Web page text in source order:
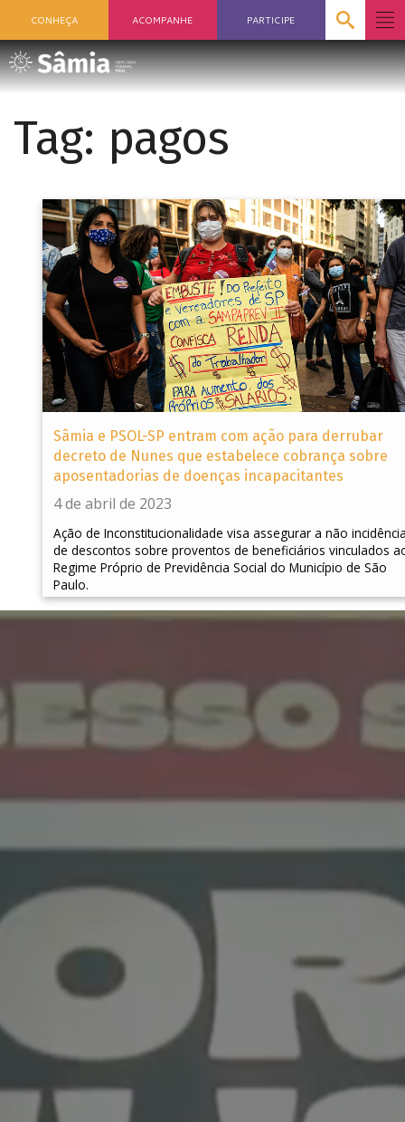
CONHEÇA ACOMPANHE PARTICIPE
Tag: pagos
Sâmia e PSOL-SP entram com ação para derrubar
decreto de Nunes que estabelece cobrança sobre
aposentadorias de doenças incapacitantes
4 de abril de 2023
Ação de Inconstitucionalidade visa assegurar a não
de descontos sobre proventos de beneficiários vinculados
Regime Próprio de Previdência Social do Município de São
Paulo.